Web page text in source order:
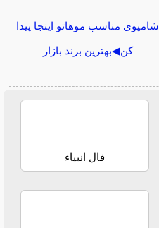
شامپوی مناسب موهاتو اینجا پیدا
کن◀بهترین برند بازار
فال انبیاء